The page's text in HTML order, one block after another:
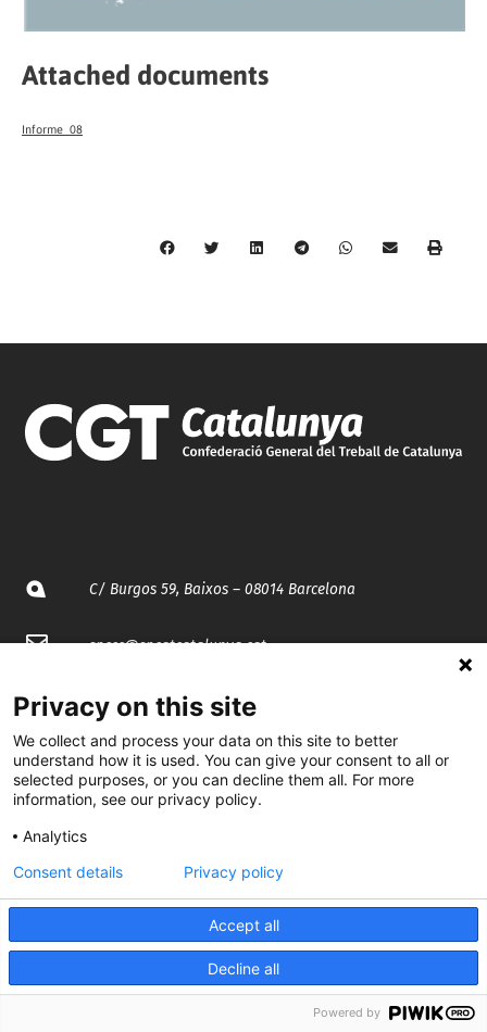
Attached documents
Informe_08
C/ Burgos 59, Baixos – 08014 Barcelona
spccc@spcgtcatalunya.cat
935 120 481
@CGTCatalunya
cgtcatalunya
CGTCatalunya
Desenvolupat per
Privacy on this site
We collect and process your data on this site to better
understand how it is used. You can give your consent to all or
selected purposes, or you can decline them all. For more
information, see our privacy policy.
Analytics
Accept all
Decline all
Consent details Privacy policy
Powered by